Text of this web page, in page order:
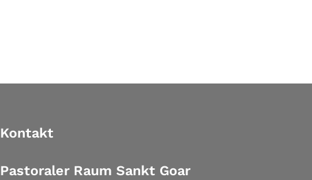
Kontakt
Pastoraler Raum Sankt Goar